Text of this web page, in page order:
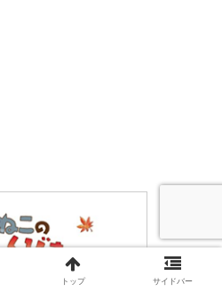
トップ サイドバー